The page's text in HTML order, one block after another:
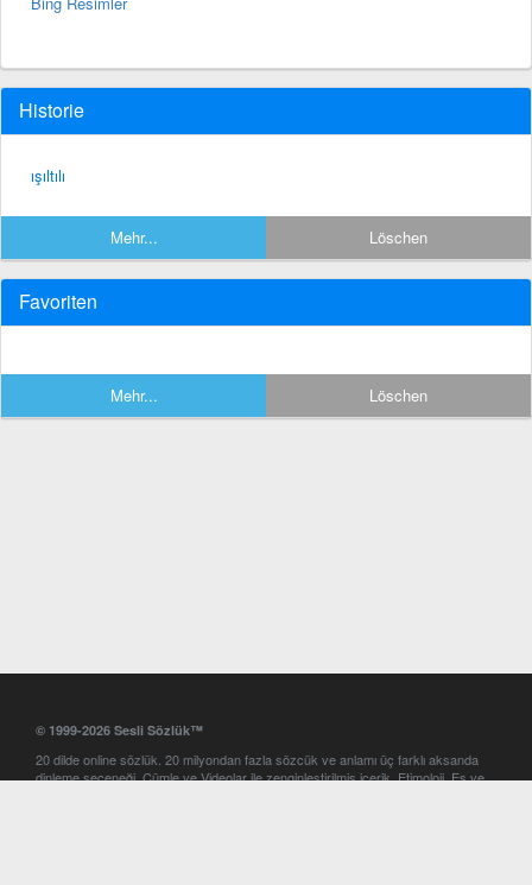
Historie
ışıltılı
Mehr... Löschen
Favoriten
Mehr... Löschen
© 1999-2026 Sesli Sözlük™
20 dilde online sözlük. 20 milyondan fazla sözcük ve anlamı üç farklı aksanda
dinleme seçeneği. Cümle ve Videolar ile zenginleştirilmiş içerik. Etimoloji, Eş ve